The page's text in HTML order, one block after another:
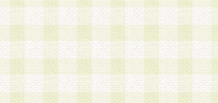
3.前項の定めに拘わらず、当社は、以下の目的に
意を 得ることなく、会員個人を識別できる情報
づき選定した委託業者に対して当社の責任におい
できるものとします。な お、当社は、当該委託
契約を締結しこれを遵守させるとともに、本規約
の注意をもって当該情報を使用させるものとし ま
a.本サービスに係る謝礼、景品、調査サンプル品
b.会員からの電話、メール等の問い合わせなどへ